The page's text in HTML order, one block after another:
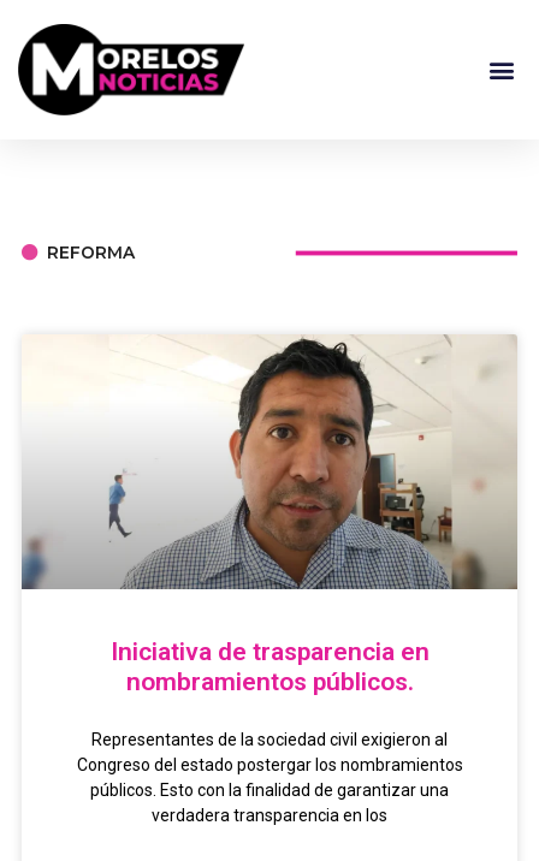
REFORMA
Iniciativa de trasparencia en
nombramientos públicos.
Representantes de la sociedad civil exigieron al
Congreso del estado postergar los nombramientos
públicos. Esto con la finalidad de garantizar una
verdadera transparencia en los